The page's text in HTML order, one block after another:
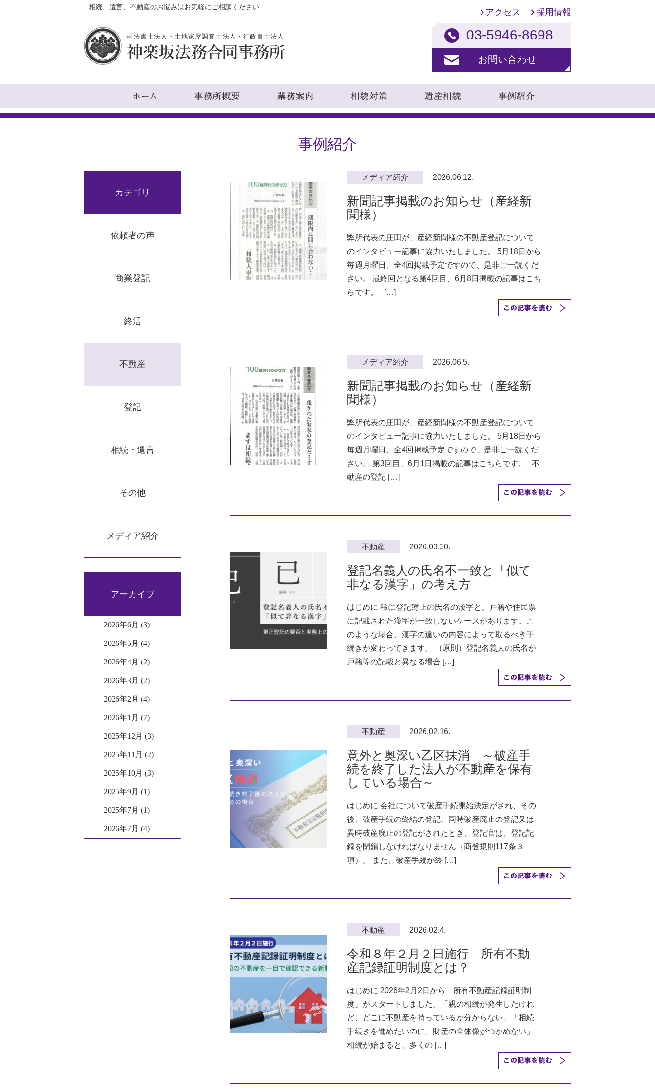
相続、遺言、不動産のお悩みはお気軽にご相談ください
司法書士法人・土地家屋調査士法人・行政書士法人
アクセス 採用情報
03-5946-8698
お問い合わせ
事例紹介
カテゴリ
依頼者の声
メディア紹介
商業登記
終活
不動産
登記
相続・遺言
その他
アーカイブ
2026年7月 (4)
2026年6月 (3)
2026年5月 (4)
2026年4月 (2)
2026年3月 (2)
2026年2月 (4)
2026年1月 (7)
2025年12月 (3)
2025年11月 (2)
2025年10月 (3)
2025年9月 (1)
2025年7月 (1)
メディア紹介 2026.06.12.
新聞記事掲載のお知らせ（産経新
聞様）
弊所代表の庄田が、産経新聞様の不動産登記について
のインタビュー記事に協力いたしました。 5月18日から
毎週月曜日、全4回掲載予定ですので、是非ご一読くだ
さい。 最終回となる第4回目、6月8日掲載の記事はこち
らです。 […]
メディア紹介 2026.06.5.
新聞記事掲載のお知らせ（産経新
聞様）
弊所代表の庄田が、産経新聞様の不動産登記について
のインタビュー記事に協力いたしました。 5月18日から
毎週月曜日、全4回掲載予定ですので、是非ご一読くだ
さい。 第3回目、6月1日掲載の記事はこちらです。 不
動産の登記 […]
不動産 2026.03.30.
登記名義人の氏名不一致と「似て
非なる漢字」の考え方
はじめに 稀に登記簿上の氏名の漢字と、戸籍や住民票
に記載された漢字が一致しないケースがあります。こ
のような場合、漢字の違いの内容によって取るべき手
続きが変わってきます。 （原則）登記名義人の氏名が
戸籍等の記載と異なる場合 […]
不動産 2026.02.16.
意外と奥深い乙区抹消 ～破産手
続を終了した法人が不動産を保有
している場合～
はじめに 会社について破産手続開始決定がされ、その
後、破産手続の終結の登記、同時破産廃止の登記又は
異時破産廃止の登記がされたとき、登記官は、登記記
録を閉鎖しなければなりません（商登規則117条３
項）。 また、破産手続が終 […]
不動産 2026.02.4.
令和８年２月２日施行 所有不動
産記録証明制度とは？
はじめに 2026年2月2日から「所有不動産記録証明制
度」がスタートしました。「親の相続が発生したけれ
ど、どこに不動産を持っているか分からない」「相続
手続きを進めたいのに、財産の全体像がつかめない」
相続が始まると、多くの […]